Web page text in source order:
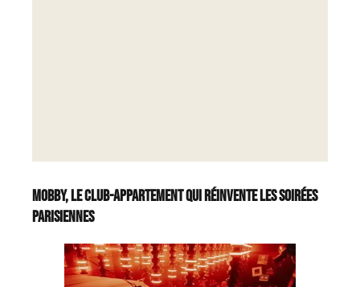
MOBBY, le club-appartement qui réinvente les soirées
parisiennes